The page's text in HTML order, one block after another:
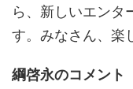
ら、新しいエンタ
す。みなさん、楽
綱啓永のコメント